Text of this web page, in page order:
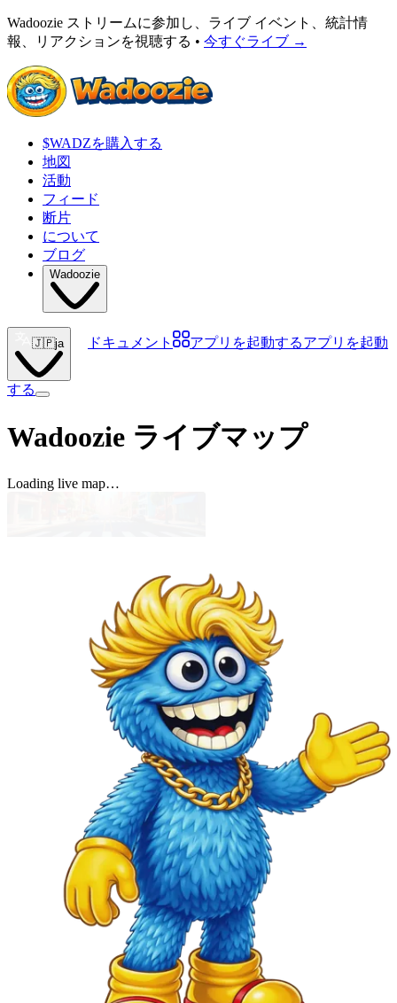
Wadoozie ストリームに参加し、ライブ イベント、統計情
報、リアクションを視聴する • 今すぐライブ →
$WADZを購入する
地図
活動
フィード
断片
について
ブログ
Wadoozie
🇯🇵ja ドキュメント アプリを起動するアプリを起動
する
Wadoozie ライブマップ
Loading live map…